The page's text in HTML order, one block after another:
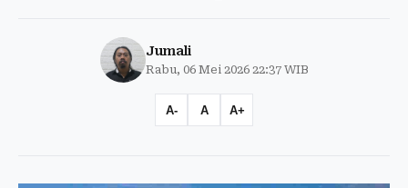
Jumali
Rabu, 06 Mei 2026 22:37 WIB
A- A A+